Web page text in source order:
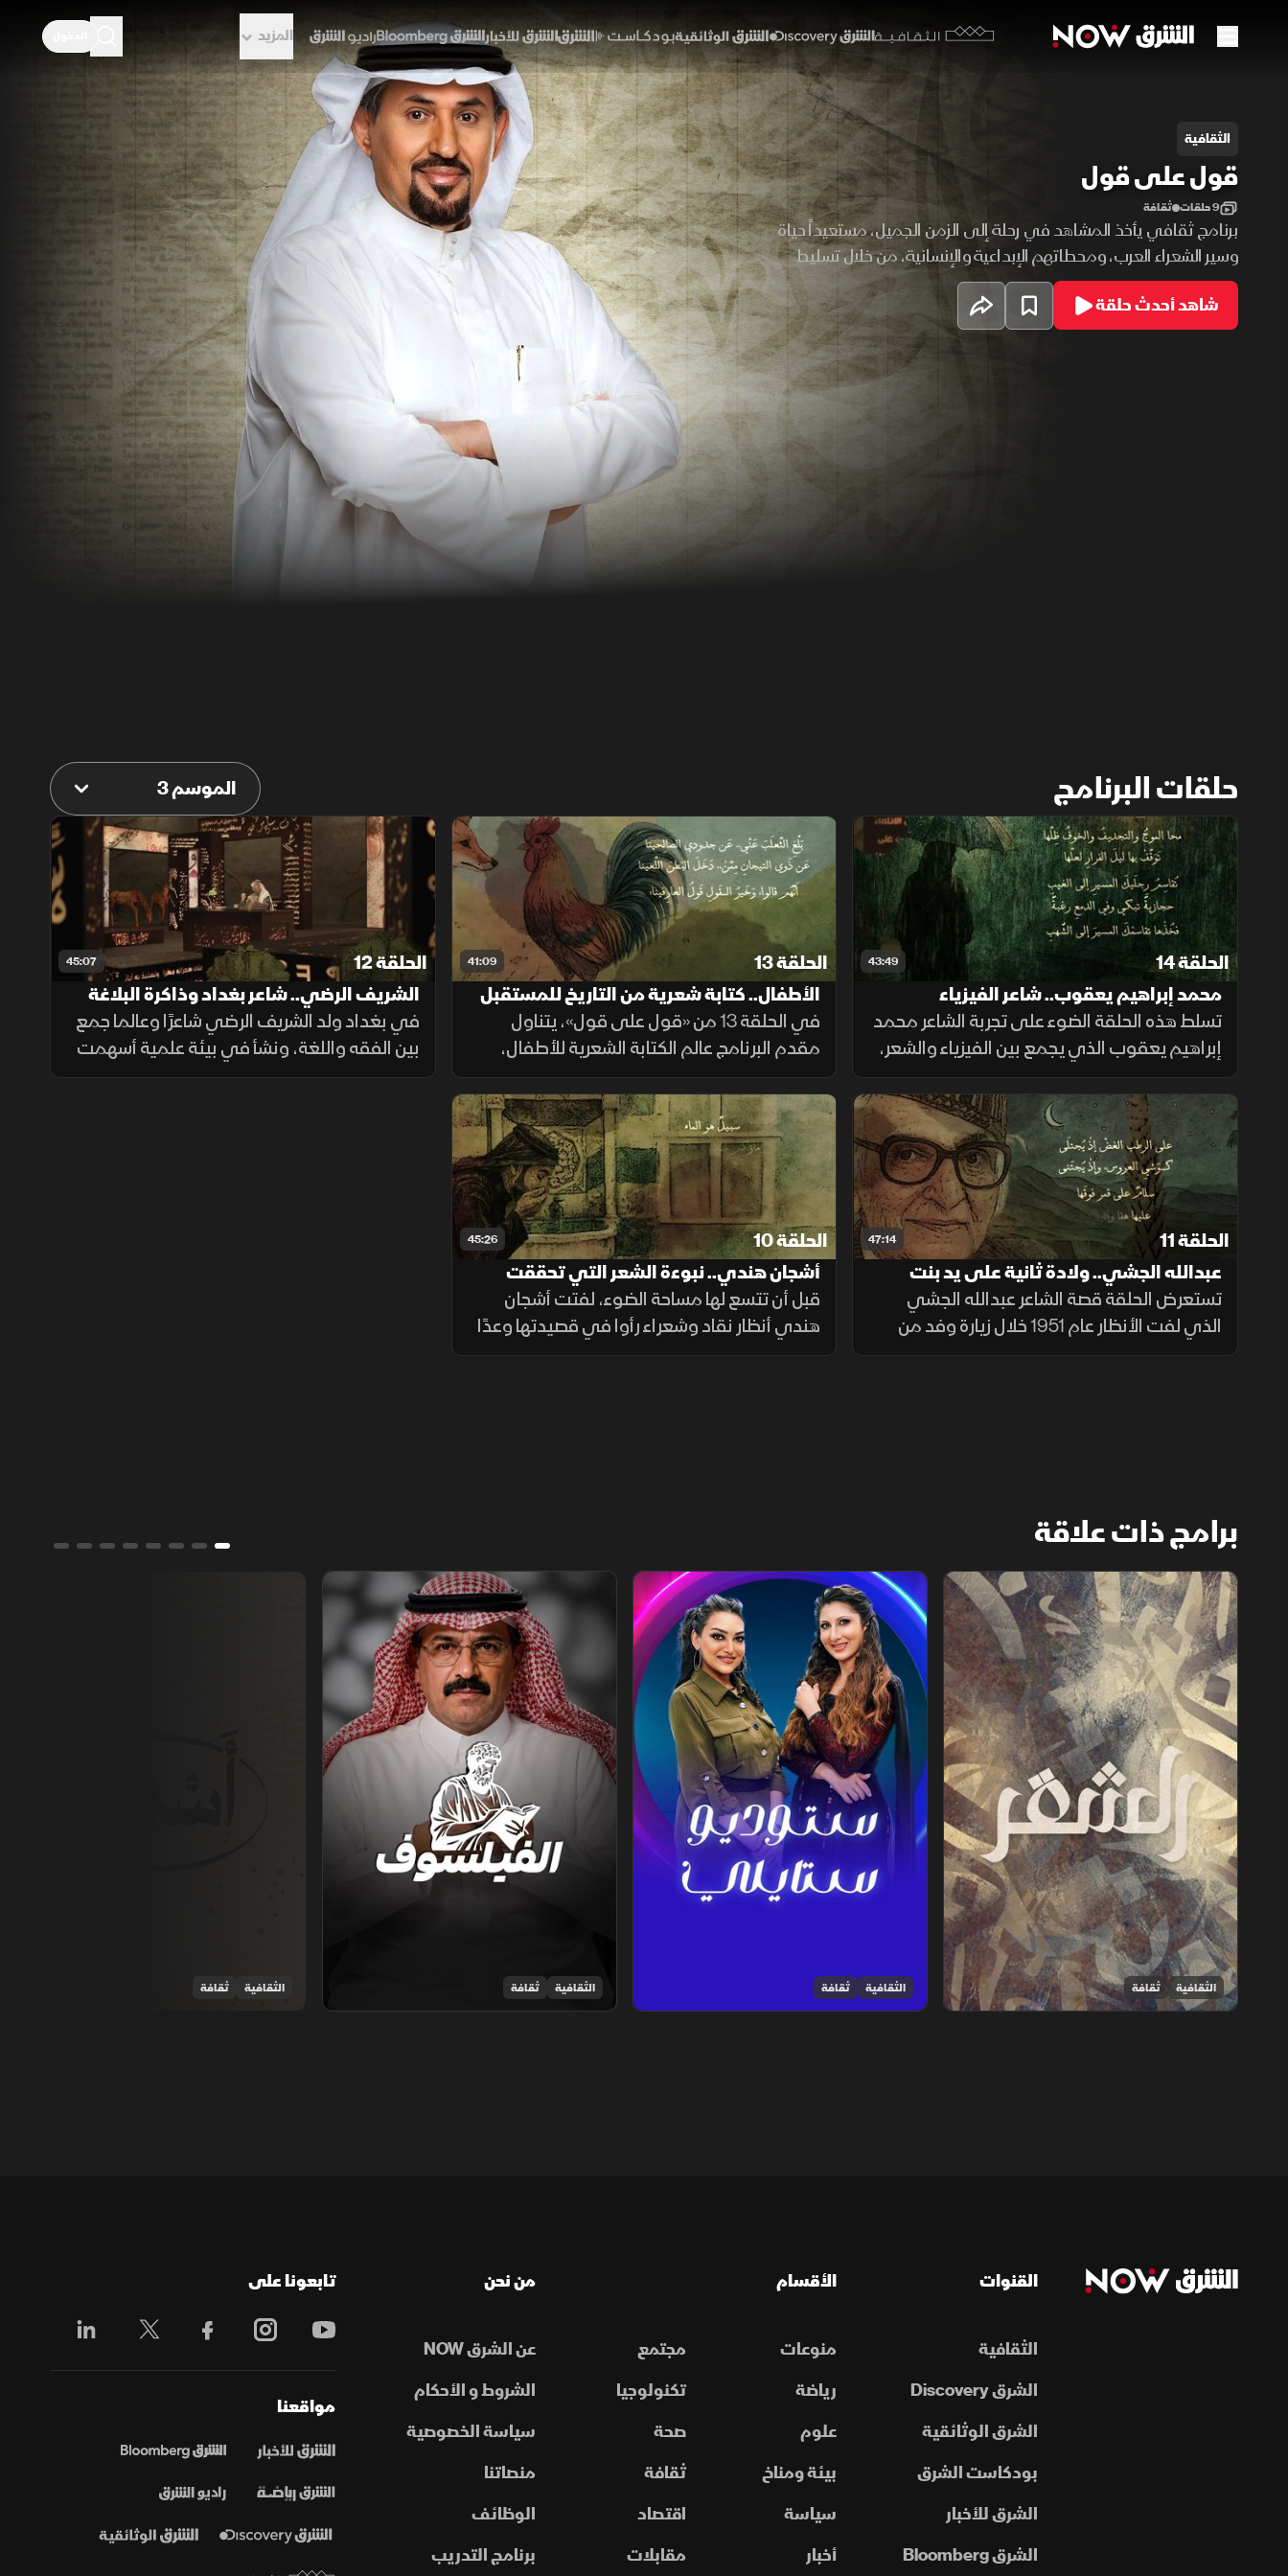
الثقافية الشرق Discovery الشرق الوثائقيةالشرق بودكاست الشرق للأخبارالشرق Bloomberg راديو الشرق
المزيد
الثقافية
قول على قول
9 حلقات ثقافة
برنامج ثقافي يأخذ المشاهد في رحلة إلى الزمن الجميل، مستعيداً حياة
وسير الشعراء العرب، ومحطاتهم الإبداعية والإنسانية، من خلال تسليط
الضوء على قصائدهم وتجاربهم وأثرهم في الذاكرة العربية، بما يحتفي
بالشعر بوصفه جزءاً أصيلاً من الثقافة والوجدان.
شاهد أحدث حلقة
حلقات البرنامج الموسم 3
43:49
الحلقة 14
محمد إبراهيم يعقوب.. شاعر الفيزياء
والوجدان
تسلط هذه الحلقة الضوء على تجربة الشاعر محمد
إبراهيم يعقوب الذي يجمع بين الفيزياء والشعر،
حيث تتحول مفاهيم العلم في قصائده إلى رؤية
شعرية تمزج بين هندسة الكون وروح الإنسان.
41:09
الحلقة 13
الأطفال.. كتابة شعرية من التاريخ للمستقبل
في الحلقة 13 من «قول على قول»، يتناول
مقدم البرنامج عالم الكتابة الشعرية للأطفال،
بوصفه فضاءً إبداعياً يوقظ الطفل الكامن في
داخلنا. كما يناقش أساليب تعليم الطفل الشعر،
ويتتبع تطور هذا الفن ومسيرته.
45:07
الحلقة 12
الشريف الرضي.. شاعر بغداد وذاكرة البلاغة
في بغداد ولد الشريف الرضي شاعرًا وعالما جمع
بين الفقه واللغة، ونشأ في بيئة علمية أسهمت
في تكوين مشروعه الأدبي، فكان من أبرز من
47:14
الحلقة 11
عبدالله الجشي.. ولادة ثانية على يد بنت
الشاطيء
تستعرض الحلقة قصة الشاعر عبدالله الجشي
الذي لفت الأنظار عام 1951 خلال زيارة وفد من
جامعة الملك فاروق إلى السعودية، بعدما ألقى
45:26
الحلقة 10
أشجان هندي.. نبوءة الشعر التي تحققت
قبل أن تتسع لها مساحة الضوء، لفتت أشجان
هندي أنظار نقاد وشعراء رأوا في قصيدتها وعدًا
مختلفًا. ومع توالي أعمالها، رسخت حضورًا شعريًا
برامج ذات علاقة
الشقر
الثقافية ثقافة
ستوديو ستايلي
الثقافية ثقافة
الفيلسوف
الثقافية ثقافة الثقافية ثقافة
القنوات
الثقافية
الشرق Discovery
الشرق الوثائقية
بودكاست الشرق
الشرق للأخبار
الشرق Bloomberg
الأقسام
منوعات
مجتمع
رياضة
تكنولوجيا
علوم
صحة
بيئة ومناخ
ثقافة
سياسة
اقتصاد
أخبار
مقابلات
من نحن
عن الشرق NOW
الشروط و الأحكام
سياسة الخصوصية
منصاتنا
الوظائف
برنامج التدريب
تابعونا على
مواقعنا